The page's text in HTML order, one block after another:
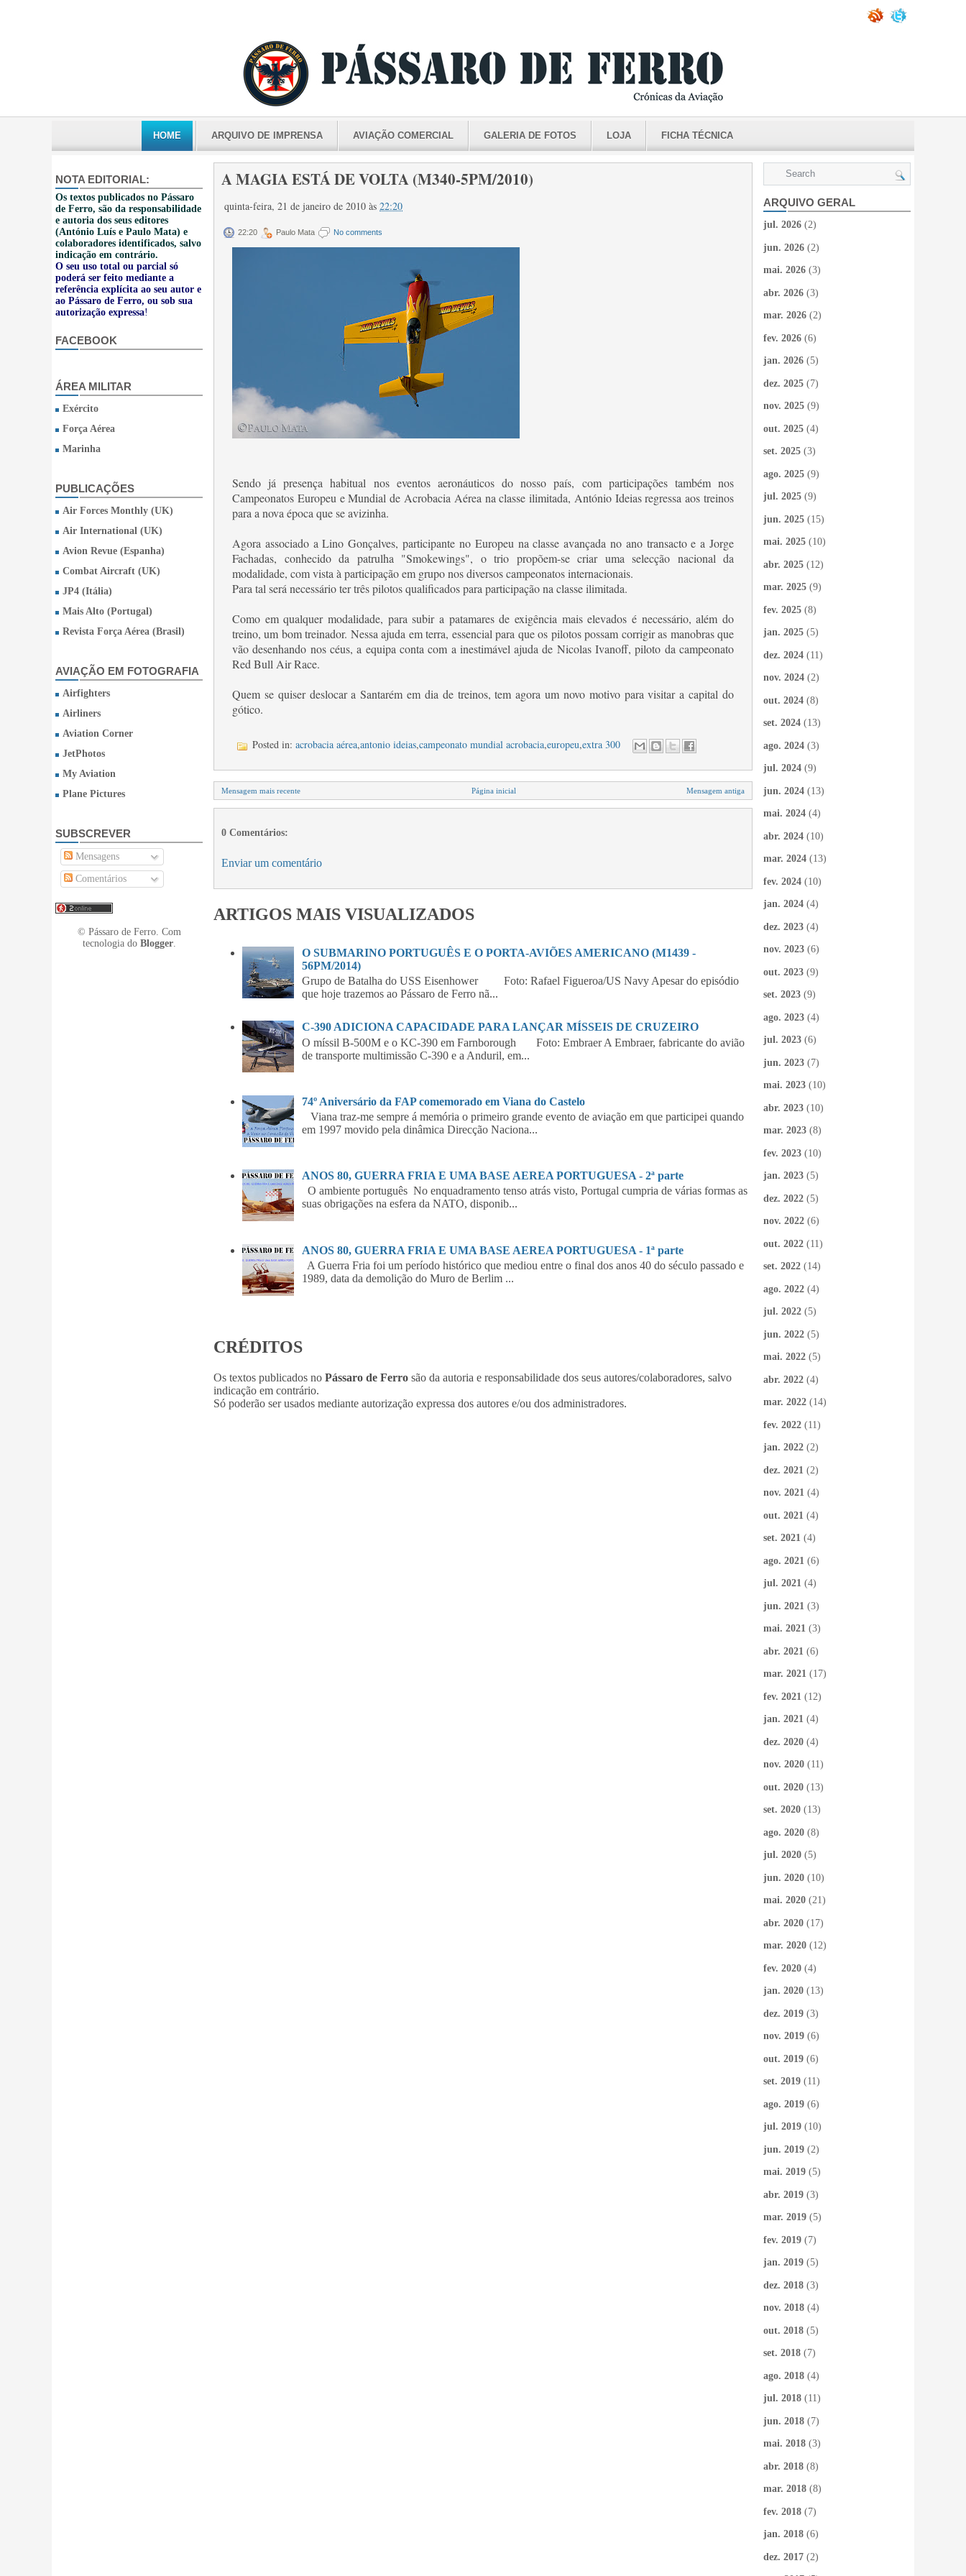
HOME ARQUIVO DE IMPRENSA AVIAÇÃO COMERCIAL GALERIA DE FOTOS LOJA FICHA TÉCNICA
NOTA EDITORIAL:
Os textos publicados no Pássaro
de Ferro, são da responsabilidade
e autoria dos seus editores
(António Luís e Paulo Mata) e
colaboradores identificados, salvo
indicação em contrário.
O seu uso total ou parcial só
poderá ser feito mediante a
referência explícita ao seu autor e
ao Pássaro de Ferro, ou sob sua
autorização expressa!
FACEBOOK
ÁREA MILITAR
Exército
Força Aérea
Marinha
PUBLICAÇÕES
Air Forces Monthly (UK)
Air International (UK)
Avion Revue (Espanha)
Combat Aircraft (UK)
JP4 (Itália)
Mais Alto (Portugal)
Revista Força Aérea (Brasil)
AVIAÇÃO EM FOTOGRAFIA
Airfighters
Airliners
Aviation Corner
JetPhotos
My Aviation
Plane Pictures
SUBSCREVER
Mensagens
Comentários
© Pássaro de Ferro. Com
tecnologia do Blogger.
A MAGIA ESTÁ DE VOLTA (M340-5PM/2010)
quinta-feira, 21 de janeiro de 2010 às 22:20
22:20 Paulo Mata No comments
Sendo já presença habitual nos eventos aeronáuticos do nosso país, com participações também nos
Campeonatos Europeu e Mundial de Acrobacia Aérea na classe ilimitada, António Ideias regressa aos treinos
para a nova época que se avizinha.
Agora associado a Lino Gonçalves, participante no Europeu na classe avançada no ano transacto e a Jorge
Fachadas, conhecido da patrulha "Smokewings", o trio propõem-se criar uma selecção nacional da
modalidade, com vista à participação em grupo nos diversos campeonatos internacionais.
Para tal será necessário ter três pilotos qualificados para participação na classe ilimitada.
Como em qualquer modalidade, para subir a patamares de exigência mais elevados é necessário, além do
treino, um bom treinador. Nessa ajuda em terra, essencial para que os pilotos possam corrigir as manobras que
vão desenhando nos céus, a equipa conta com a inestimável ajuda de Nicolas Ivanoff, piloto da campeonato
Red Bull Air Race.
Quem se quiser deslocar a Santarém em dia de treinos, tem agora um novo motivo para visitar a capital do
gótico.
Posted in: acrobacia aérea,antonio ideias,campeonato mundial acrobacia,europeu,extra 300
Mensagem mais recente Mensagem antiga
Página inicial
0 Comentários:
Enviar um comentário
ARTIGOS MAIS VISUALIZADOS
O SUBMARINO PORTUGUÊS E O PORTA-AVIÕES AMERICANO (M1439 -
56PM/2014)
Grupo de Batalha do USS Eisenhower Foto: Rafael Figueroa/US Navy Apesar do episódio
que hoje trazemos ao Pássaro de Ferro nã...
C-390 ADICIONA CAPACIDADE PARA LANÇAR MÍSSEIS DE CRUZEIRO
O míssil B-500M e o KC-390 em Farnborough Foto: Embraer A Embraer, fabricante do avião
de transporte multimissão C-390 e a Anduril, em...
74º Aniversário da FAP comemorado em Viana do Castelo
Viana traz-me sempre á memória o primeiro grande evento de aviação em que participei quando
em 1997 movido pela dinâmica Direcção Naciona...
ANOS 80, GUERRA FRIA E UMA BASE AEREA PORTUGUESA - 2ª parte
O ambiente português No enquadramento tenso atrás visto, Portugal cumpria de várias formas as
suas obrigações na esfera da NATO, disponib...
ANOS 80, GUERRA FRIA E UMA BASE AEREA PORTUGUESA - 1ª parte
A Guerra Fria foi um período histórico que mediou entre o final dos anos 40 do século passado e
1989, data da demolição do Muro de Berlim ...
CRÉDITOS
Os textos publicados no Pássaro de Ferro são da autoria e responsabilidade dos seus autores/colaboradores, salvo
indicação em contrário.
Só poderão ser usados mediante autorização expressa dos autores e/ou dos administradores.
ARQUIVO GERAL
jul. 2026 (2)
jun. 2026 (2)
mai. 2026 (3)
abr. 2026 (3)
mar. 2026 (2)
fev. 2026 (6)
jan. 2026 (5)
dez. 2025 (7)
nov. 2025 (9)
out. 2025 (4)
set. 2025 (3)
ago. 2025 (9)
jul. 2025 (9)
jun. 2025 (15)
mai. 2025 (10)
abr. 2025 (12)
mar. 2025 (9)
fev. 2025 (8)
jan. 2025 (5)
dez. 2024 (11)
nov. 2024 (2)
out. 2024 (8)
set. 2024 (13)
ago. 2024 (3)
jul. 2024 (9)
jun. 2024 (13)
mai. 2024 (4)
abr. 2024 (10)
mar. 2024 (13)
fev. 2024 (10)
jan. 2024 (4)
dez. 2023 (4)
nov. 2023 (6)
out. 2023 (9)
set. 2023 (9)
ago. 2023 (4)
jul. 2023 (6)
jun. 2023 (7)
mai. 2023 (10)
abr. 2023 (10)
mar. 2023 (8)
fev. 2023 (10)
jan. 2023 (5)
dez. 2022 (5)
nov. 2022 (6)
out. 2022 (11)
set. 2022 (14)
ago. 2022 (4)
jul. 2022 (5)
jun. 2022 (5)
mai. 2022 (5)
abr. 2022 (4)
mar. 2022 (14)
fev. 2022 (11)
jan. 2022 (2)
dez. 2021 (2)
nov. 2021 (4)
out. 2021 (4)
set. 2021 (4)
ago. 2021 (6)
jul. 2021 (4)
jun. 2021 (3)
mai. 2021 (3)
abr. 2021 (6)
mar. 2021 (17)
fev. 2021 (12)
jan. 2021 (4)
dez. 2020 (4)
nov. 2020 (11)
out. 2020 (13)
set. 2020 (13)
ago. 2020 (8)
jul. 2020 (5)
jun. 2020 (10)
mai. 2020 (21)
abr. 2020 (17)
mar. 2020 (12)
fev. 2020 (4)
jan. 2020 (13)
dez. 2019 (3)
nov. 2019 (6)
out. 2019 (6)
set. 2019 (11)
ago. 2019 (6)
jul. 2019 (10)
jun. 2019 (2)
mai. 2019 (5)
abr. 2019 (3)
mar. 2019 (5)
fev. 2019 (7)
jan. 2019 (5)
dez. 2018 (3)
nov. 2018 (4)
out. 2018 (5)
set. 2018 (7)
ago. 2018 (4)
jul. 2018 (11)
jun. 2018 (7)
mai. 2018 (3)
abr. 2018 (8)
mar. 2018 (8)
fev. 2018 (7)
jan. 2018 (6)
dez. 2017 (2)